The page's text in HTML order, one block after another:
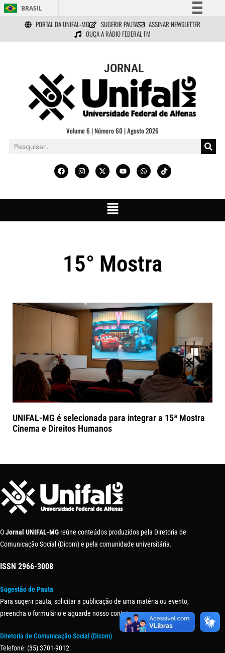
BRASIL
Simplifique!
Comunica BR
Acesso à informação
Legislação
Canais
PORTAL DA UNIFAL-MG SUGERIR PAUTA
ASSINAR NEWSLETTER
OUÇA A RÁDIO FEDERAL FM
JORNAL
Volume 6 | Número 60 | Agosto 2026
15° Mostra
UNIFAL-MG é selecionada para integrar a 15ª Mostra
Cinema e Direitos Humanos
OJornal UNIFAL-MG reúne conteúdos produzidos pela Diretoria de
Comunicação Social (Dicom) e pela comunidade universitária.
ISSN 2966-3008
Sugestão de Pauta
Para sugerir pauta, solicitar a publicação de uma matéria ou evento,
preencha o formulário e aguarde nosso contato.
Diretoria de Comunicação Social (Dicom)
Telefone: (35) 3701-9012